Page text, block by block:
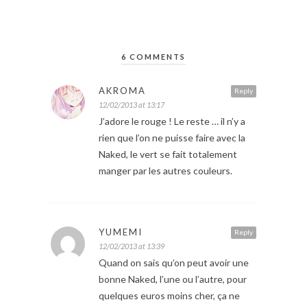
6 COMMENTS
Reply
AKROMA
12/02/2013 at 13:17
J’adore le rouge ! Le reste … il n’y a
rien que l’on ne puisse faire avec la
Naked, le vert se fait totalement
manger par les autres couleurs.
Reply
YUMEMI
12/02/2013 at 13:39
Quand on sais qu’on peut avoir une
bonne Naked, l’une ou l’autre, pour
quelques euros moins cher, ça ne